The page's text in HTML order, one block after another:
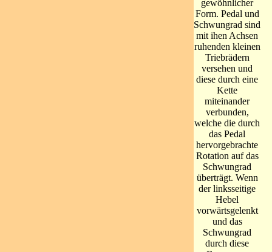
gewöhnlicher
Form. Pedal und
Schwungrad sind
mit ihen Achsen
ruhenden kleinen
Triebrädern
versehen und
diese durch eine
Kette
miteinander
verbunden,
welche die durch
das Pedal
hervorgebrachte
Rotation auf das
Schwungrad
überträgt. Wenn
der linksseitige
Hebel
vorwärtsgelenkt
und das
Schwungrad
durch diese